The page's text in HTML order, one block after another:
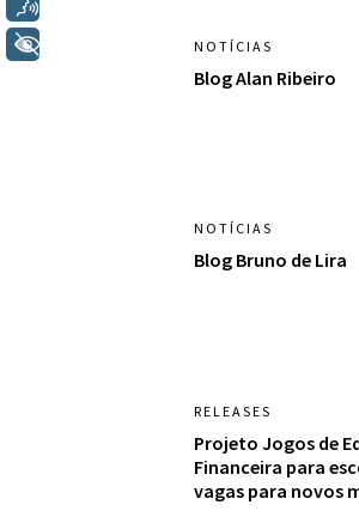
NOTÍCIAS
Blog Alan Ribeiro
NOTÍCIAS
Blog Bruno de Lira
RELEASES
Projeto Jogos de
Financeira para
vagas para novos
+ Acessibilidade